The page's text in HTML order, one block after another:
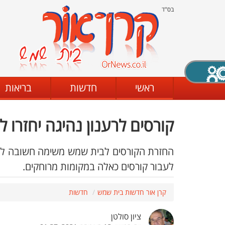
בס"ד
ראשי חדשות בריאות
קורסים לרענון נהיגה
החזרת הקורסים לבית שמש משימה חשובה
לעבור קורסים כאלה במקומות מרוחקים.
קרן אור חדשות בית שמש חדשות
ציון סולטן
X סגירה
מצב שחור - לבן קביעת ניגודיות